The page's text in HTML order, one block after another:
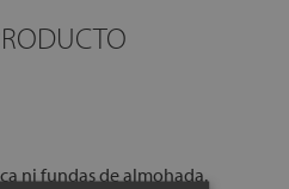
ni fundas de almohada.